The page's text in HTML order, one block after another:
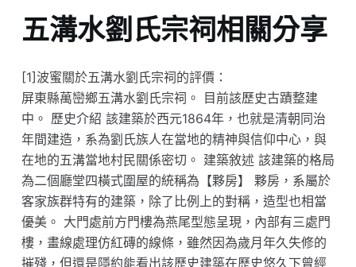
五溝水劉氏宗祠相關分享
[1]波蜜關於五溝水劉氏宗祠的評價：
屏東縣萬巒鄉五溝水劉氏宗祠。 目前該歷史古蹟整建
中。 歷史介紹 該建築於西元1864年，也就是清朝同治
年間建造，系為劉氏族人在當地的精神與信仰中心，與
在地的五溝當地村民關係密切。 建築敘述 該建築的格局
為二個廳堂四橫式圍屋的統稱為【夥房】 夥房，系屬於
客家族群特有的建築，除了比例上的對稱，造型也相當
優美。 大門處前方門樓為燕尾型態呈現，內部有三處門
樓，畫線處理仿紅磚的線條，雖然因為歲月年久失修的
摧殘，但還是隱約能看出該歷史建築在歷史悠久下曾經